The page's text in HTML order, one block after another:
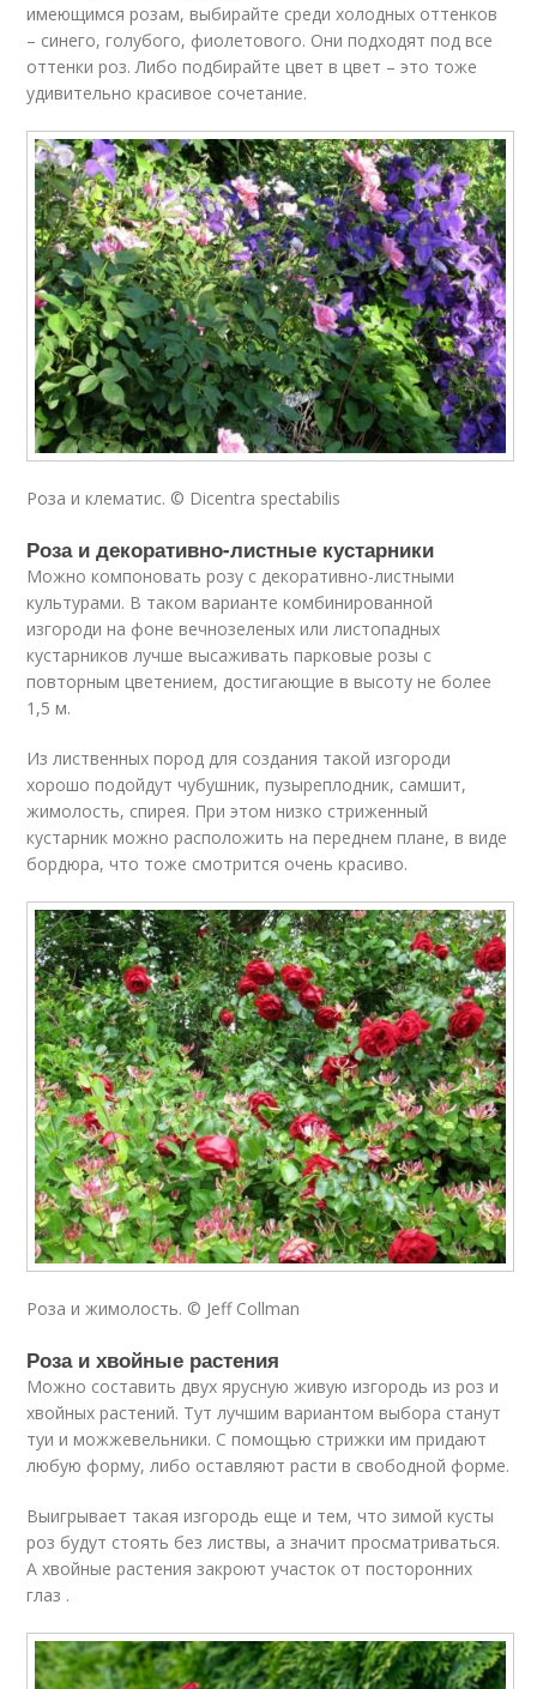
имеющимся розам, выбирайте среди холодных оттенков
– синего, голубого, фиолетового. Они подходят под все
оттенки роз. Либо подбирайте цвет в цвет – это тоже
удивительно красивое сочетание.
Роза и клематис. © Dicentra spectabilis
Роза и декоративно-листные кустарники
Можно компоновать розу с декоративно-листными
культурами. В таком варианте комбинированной
изгороди на фоне вечнозеленых или листопадных
кустарников лучше высаживать парковые розы с
повторным цветением, достигающие в высоту не более
1,5 м.
Из лиственных пород для создания такой изгороди
хорошо подойдут чубушник, пузыреплодник, самшит,
жимолость, спирея. При этом низко стриженный
кустарник можно расположить на переднем плане, в виде
бордюра, что тоже смотрится очень красиво.
Роза и жимолость. © Jeff Collman
Роза и хвойные растения
Можно составить двух ярусную живую изгородь из роз и
хвойных растений. Тут лучшим вариантом выбора станут
туи и можжевельники. С помощью стрижки им придают
любую форму, либо оставляют расти в свободной форме.
Выигрывает такая изгородь еще и тем, что зимой кусты
роз будут стоять без листвы, а значит просматриваться.
А хвойные растения закроют участок от посторонних
глаз .